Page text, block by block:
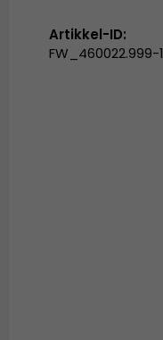
Artikkel-ID:
FW_460022.999-1